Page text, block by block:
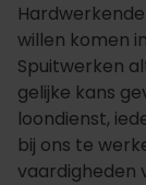
willen komen
Spuitwerken
gelijke kans
loondienst,
bij ons te
vaardigheden